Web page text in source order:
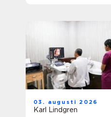
03. augusti 2026
Karl Lindgren